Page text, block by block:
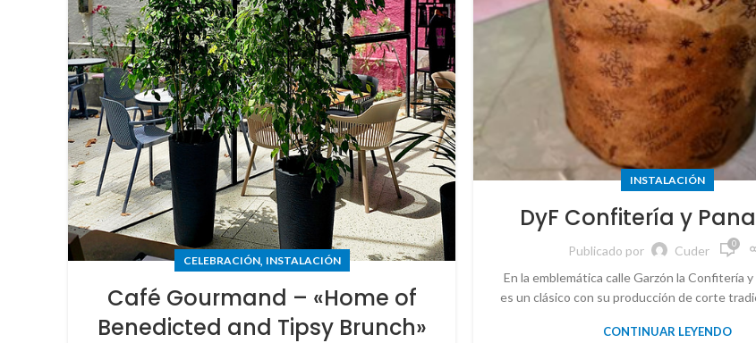
CELEBRACIÓN, INSTALACIÓN
Café Gourmand – «Home of
Benedicted and Tipsy Brunch»
INSTALACIÓN
DyF Confitería y
Publicado por Cuder 0
En la emblemática calle Garzón la Confitería y
es un clásico con su producción de corte
CONTINUAR LEYENDO